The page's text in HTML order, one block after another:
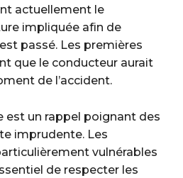
actuellement le
impliquée afin de
passé. Les premières
que le conducteur aurait
de l’accident.
est un rappel poignant des
imprudente. Les
vulnérables
de respecter les